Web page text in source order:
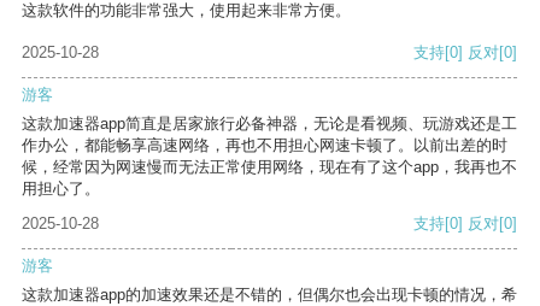
这款软件的功能非常强大，使用起来非常方便。
2025-10-28 支持[0] 反对[0]
游客
这款加速器app简直是居家旅行必备神器，无论是看视频、玩游戏还是工
作办公，都能畅享高速网络，再也不用担心网速卡顿了。以前出差的时
候，经常因为网速慢而无法正常使用网络，现在有了这个app，我再也不
用担心了。
2025-10-28
支持[0] 反对[0]
游客
这款加速器app的加速效果还是不错的，但偶尔也会出现卡顿的情况，希